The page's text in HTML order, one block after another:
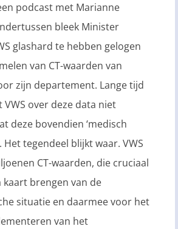
podcast met Marianne
bleek Minister
glashard te hebben gelogen
van CT-waarden van
zijn departement. Lange tijd
over deze data niet
deze bovendien ‘medisch
Het tegendeel blijkt waar. VWS
CT-waarden, die cruciaal
brengen van de
situatie en daarmee voor het
van het